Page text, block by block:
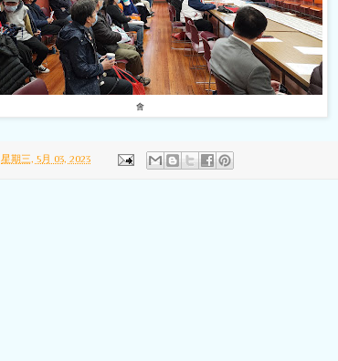
會
星期三, 5月 03, 2023